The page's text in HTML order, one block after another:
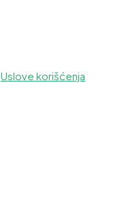
Uslove korišćenja